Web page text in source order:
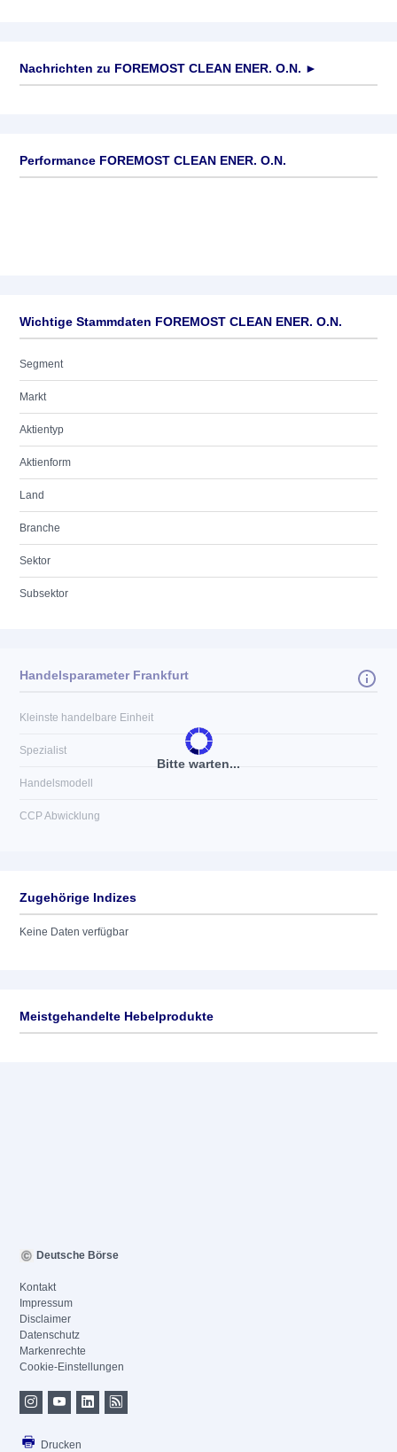
Nachrichten zu FOREMOST CLEAN ENER. O.N. ►
Performance FOREMOST CLEAN ENER. O.N.
Wichtige Stammdaten FOREMOST CLEAN ENER. O.N.
Segment
Markt
Aktientyp
Aktienform
Land
Branche
Sektor
Subsektor
Bitte warten...
Handelsparameter Frankfurt
Kleinste handelbare Einheit
Spezialist
Handelsmodell
CCP Abwicklung
Zugehörige Indizes
Keine Daten verfügbar
Meistgehandelte Hebelprodukte
Deutsche Börse
Kontakt
Impressum
Disclaimer
Datenschutz
Markenrechte
Cookie-Einstellungen
Drucken